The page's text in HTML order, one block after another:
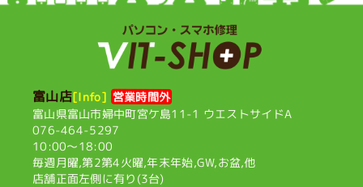
富山店[Info] 営業時間外
富山県富山市婦中町宮ケ島11-1 ウエストサイドA
076-464-5297
10:00〜18:00
毎週月曜,第2第4火曜,年末年始,GW,お盆,他
店舗正面左側に有り(3台)